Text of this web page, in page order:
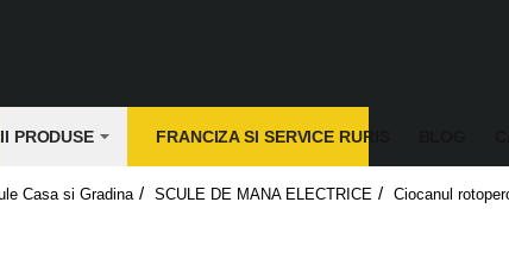
PRODUSE FRANCIZA SI SERVICE RURIS
Casa si Gradina SCULE DE MANA ELECTRICE Ciocanul